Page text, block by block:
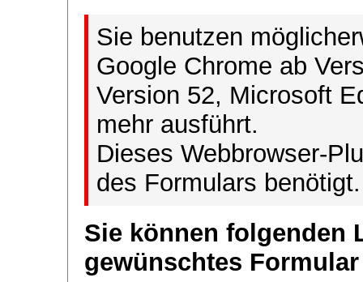
Sie benutzen
Google Chrome ab
Version 52, Microsoft
mehr ausführt.
Dieses Webbrowser-
des Formulars benötigt.
Sie können folgenden
gewünschtes